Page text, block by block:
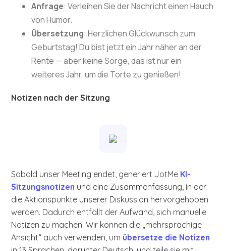
Anfrage: Verleihen Sie der Nachricht einen Hauch
von Humor.
Übersetzung: Herzlichen Glückwunsch zum
Geburtstag! Du bist jetzt ein Jahr näher an der
Rente — aber keine Sorge, das ist nur ein
weiteres Jahr, um die Torte zu genießen!
Notizen nach der Sitzung
Sobald unser Meeting endet, generiert JotMe KI-
Sitzungsnotizen und eine Zusammenfassung, in der
die Aktionspunkte unserer Diskussion hervorgehoben
werden. Dadurch entfällt der Aufwand, sich manuelle
Notizen zu machen. Wir können die „mehrsprachige
Ansicht“ auch verwenden, um übersetze die Notizen